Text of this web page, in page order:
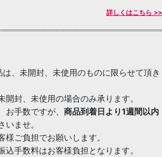
詳しくはこちら >>
、未開封、未使用のものに限らせて頂き
開封、未使用の場合のみ承ります。
お手数ですが、 商品到着日より1週間以内
いませ。
様ご負担でお願いします。
込手数料はお客様負担となります。